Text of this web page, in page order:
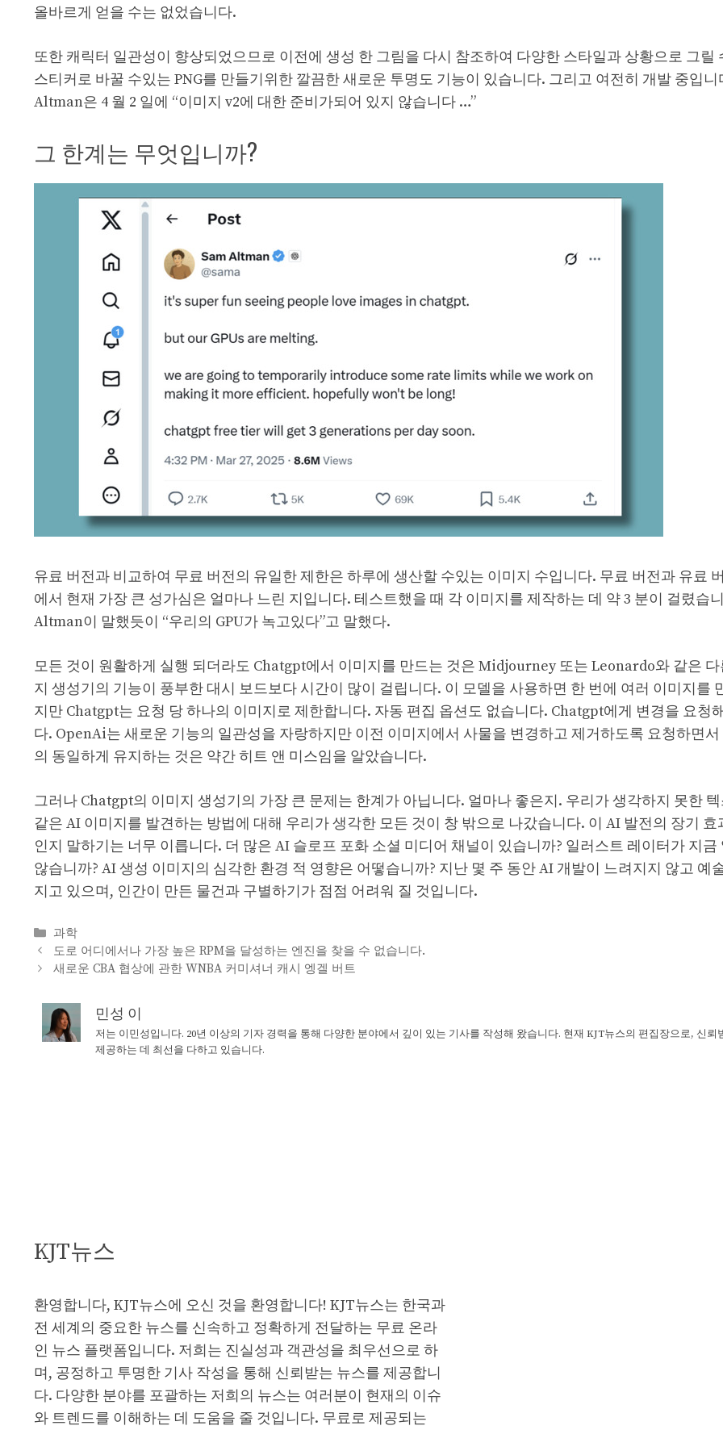
올바르게 얻을 수는 없었습니다.
또한 캐릭터 일관성이 향상되었으므로 이전에 생성 한 그림을 다시 참조하여 다양한 스타일과 상황으로 그릴
스티커로 바꿀 수있는 PNG를 만들기위한 깔끔한 새로운 투명도 기능이 있습니다. 그리고 여전히 개발 중입니
Altman은 4 월 2 일에 “이미지 v2에 대한 준비가되어 있지 않습니다 …”
그 한계는 무엇입니까?
유료 버전과 비교하여 무료 버전의 유일한 제한은 하루에 생산할 수있는 이미지 수입니다. 무료 버전과 유료
에서 현재 가장 큰 성가심은 얼마나 느린 지입니다. 테스트했을 때 각 이미지를 제작하는 데 약 3 분이 걸렸습
Altman이 말했듯이 “우리의 GPU가 녹고있다”고 말했다.
모든 것이 원활하게 실행 되더라도 Chatgpt에서 이미지를 만드는 것은 Midjourney 또는 Leonardo와 같은 다
지 생성기의 기능이 풍부한 대시 보드보다 시간이 많이 걸립니다. 이 모델을 사용하면 한 번에 여러 이미지를
지만 Chatgpt는 요청 당 하나의 이미지로 제한합니다. 자동 편집 옵션도 없습니다. Chatgpt에게 변경을 요청
다. OpenAi는 새로운 기능의 일관성을 자랑하지만 이전 이미지에서 사물을 변경하고 제거하도록 요청하면서
의 동일하게 유지하는 것은 약간 히트 앤 미스임을 알았습니다.
그러나 Chatgpt의 이미지 생성기의 가장 큰 문제는 한계가 아닙니다. 얼마나 좋은지. 우리가 생각하지 못한
같은 AI 이미지를 발견하는 방법에 대해 우리가 생각한 모든 것이 창 밖으로 나갔습니다. 이 AI 발전의 장기 효
인지 말하기는 너무 이릅니다. 더 많은 AI 슬로프 포화 소셜 미디어 채널이 있습니까? 일러스트 레이터가 지금
않습니까? AI 생성 이미지의 심각한 환경 적 영향은 어떻습니까? 지난 몇 주 동안 AI 개발이 느려지지 않고 예
지고 있으며, 인간이 만든 물건과 구별하기가 점점 어려워 질 것입니다.
Categories
과학
도로 어디에서나 가장 높은 RPM을 달성하는 엔진을 찾을 수 없습니다.
새로운 CBA 협상에 관한 WNBA 커미셔너 캐시 엥겔 버트
민성 이
저는 이민성입니다. 20년 이상의 기자 경력을 통해 다양한 분야에서 깊이 있는 기사를 작성해 왔습니다. 현재 KJT뉴스의 편집장으로, 신뢰
제공하는 데 최선을 다하고 있습니다.
KJT뉴스
환영합니다, KJT뉴스에 오신 것을 환영합니다! KJT뉴스는 한국과
전 세계의 중요한 뉴스를 신속하고 정확하게 전달하는 무료 온라
인 뉴스 플랫폼입니다. 저희는 진실성과 객관성을 최우선으로 하
며, 공정하고 투명한 기사 작성을 통해 신뢰받는 뉴스를 제공합니
다. 다양한 분야를 포괄하는 저희의 뉴스는 여러분이 현재의 이슈
와 트렌드를 이해하는 데 도움을 줄 것입니다. 무료로 제공되는